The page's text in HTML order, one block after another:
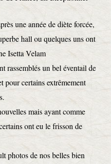
une année de diète forcée,
hall ou quelques uns ont
Isetta Velam
rassemblés un bel éventail de
pour certains extrêmement
mais ayant comme
ont eu le frisson de
photos de nos belles bien